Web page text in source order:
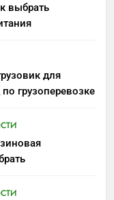
выбрать
для
грузоперевозке